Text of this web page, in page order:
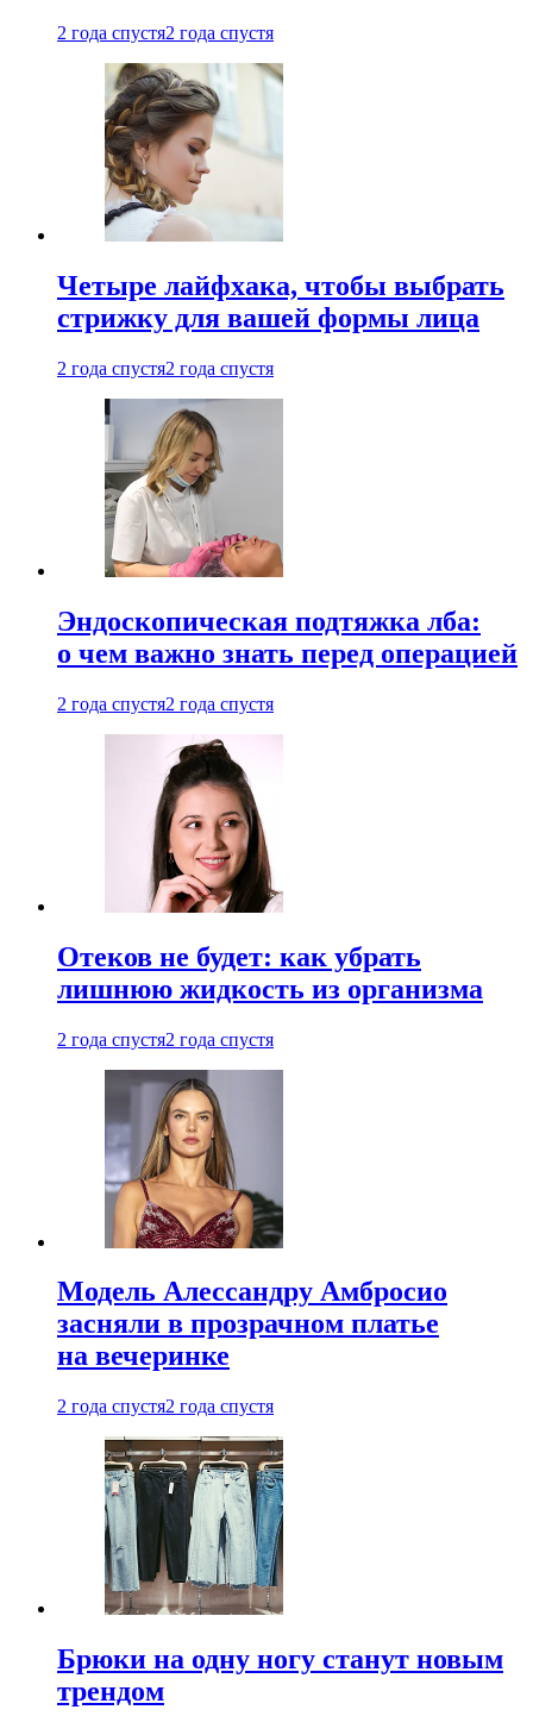
2 года спустя2 года спустя
Четыре лайфхака, чтобы выбрать
стрижку для вашей формы лица
2 года спустя2 года спустя
Эндоскопическая подтяжка лба:
о чем важно знать перед операцией
2 года спустя2 года спустя
Отеков не будет: как убрать
лишнюю жидкость из организма
2 года спустя2 года спустя
Модель Алессандру Амбросио
засняли в прозрачном платье
на вечеринке
2 года спустя2 года спустя
Брюки на одну ногу станут новым
трендом